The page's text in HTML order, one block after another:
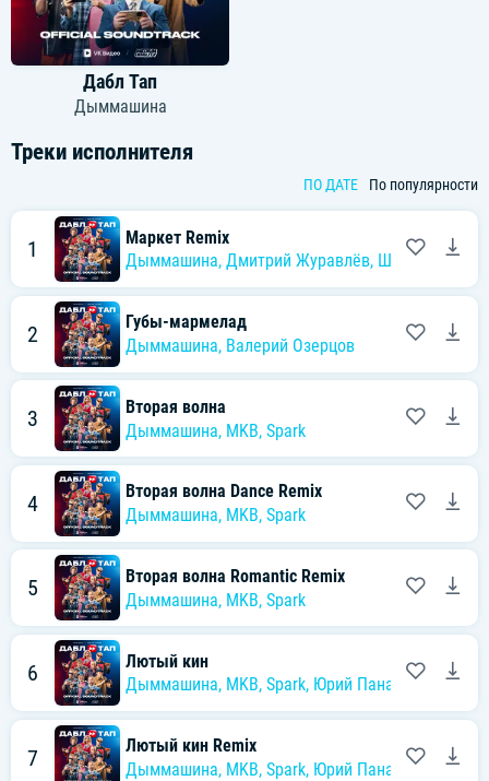
Дабл Тап
Дыммашина
Треки исполнителя
ПО ДАТЕ По популярности
1
Маркет Remix
Дыммашина, Дмитрий Журавлёв, ШАСТУН
2
Губы-мармелад
Дыммашина, Валерий Озерцов
3
Вторая волна
Дыммашина, MKB, Spark
4
Вторая волна Dance Remix
Дыммашина, MKB, Spark
5
Вторая волна Romantic Remix
Дыммашина, MKB, Spark
6
Лютый кин
Дыммашина, MKB, Spark, Юрий Панарин
7
Лютый кин Remix
Дыммашина, MKB, Spark, Юрий Панарин